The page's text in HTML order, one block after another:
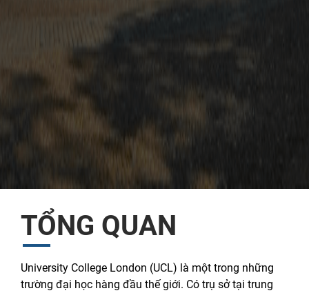
TỔNG QUAN
University College London (UCL) là một trong những
trường đại học hàng đầu thế giới. Có trụ sở tại trung